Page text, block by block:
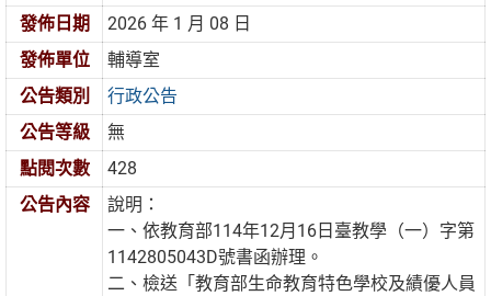
發佈日期
2026 年 1 月 08 日
發佈單位
輔導室
公告類別
行政公告
公告等級
無
點閱次數
428
公告內容
說明：
一、依教育部114年12月16日臺教學（一）字第
1142805043D號書函辦理。
二、檢送「教育部生命教育特色學校及績優人員